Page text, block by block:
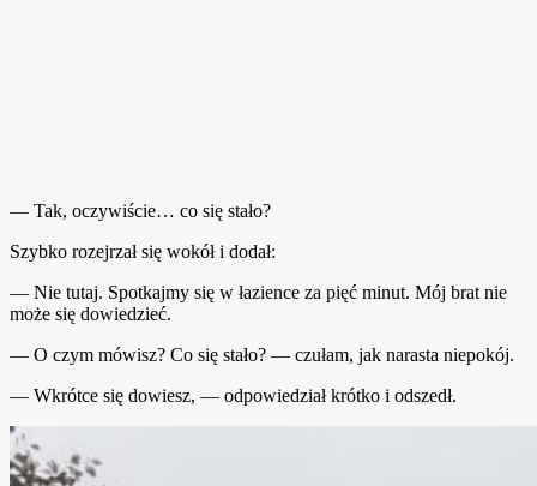
— Tak, oczywiście… co się stało?
Szybko rozejrzał się wokół i dodał:
— Nie tutaj. Spotkajmy się w łazience za pięć minut. Mój brat nie
może się dowiedzieć.
— O czym mówisz? Co się stało? — czułam, jak narasta niepokój.
— Wkrótce się dowiesz, — odpowiedział krótko i odszedł.